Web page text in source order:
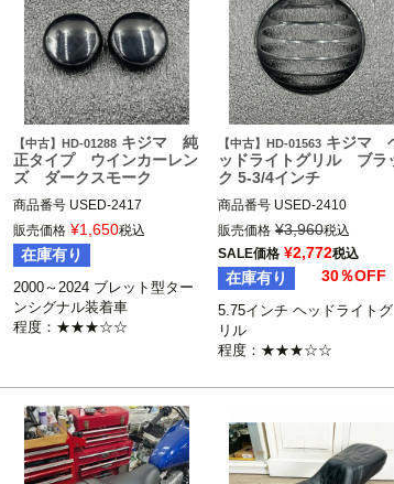
【中古】HD-01288 キジマ 純
正タイプ ウインカーレン
ズ ダークスモーク
商品番号 USED-2417
2000～2024 ブレット型ターン
シグナル装着車
※純正LEDウインカー、テール
一体型、VRSCのリアウインカ
ーは不可
KIJIMA（キジマ）
販売価格 ¥1,650税込
在庫有り
2000～2024 ブレット型ター
ンシグナル装着車
【中古】HD-01563 キジマ
ッドライトグリル ブラ
ク 5-3/4インチ
商品番号 USED-2410
HD-01563
2005～2021 5.75インチの純正
ヘッドライト装着車
※標準装備のLEDヘッドライト
装着車は不可
KIJIMA（キジマ）
販売価格 ¥3,960税込
SALE価格 ¥2,772税込
在庫有り 30％OFF
5.75インチ ヘッドライトグ
リル
程度：★★★☆☆